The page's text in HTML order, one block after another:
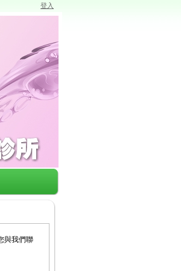
登入
與我們聯